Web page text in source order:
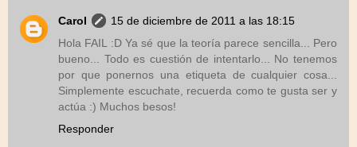
Carol
15 de diciembre de 2011 a las 18:15
Hola FAIL :D Ya sé que la teoría parece sencilla... Pero
bueno... Todo es cuestión de intentarlo... No tenemos
por que ponernos una etiqueta de cualquier cosa...
Simplemente escuchate, recuerda como te gusta ser y
actúa :) Muchos besos!
Responder